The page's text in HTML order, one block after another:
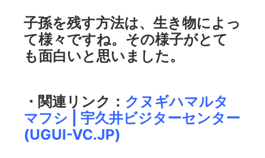
子孫を残す方法は、生き物によっ
て様々ですね。その様子がとて
も面白いと思いました。
・関連リンク： クヌギハマルタ
マフシ | 宇久井ビジターセンター
(UGUI-VC.JP)